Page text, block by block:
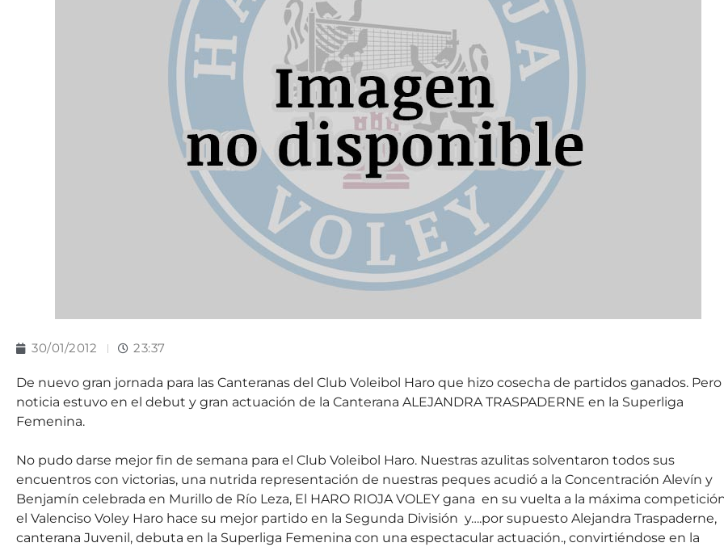
30/01/2012 23:37
De nuevo gran jornada para las Canteranas del Club Voleibol Haro que hizo cosecha de partidos ganados. Pero
noticia estuvo en el debut y gran actuación de la Canterana ALEJANDRA TRASPADERNE en la Superliga
Femenina.
No pudo darse mejor fin de semana para el Club Voleibol Haro. Nuestras azulitas solventaron todos sus
encuentros con victorias, una nutrida representación de nuestras peques acudió a la Concentración Alevín y
Benjamín celebrada en Murillo de Río Leza, El HARO RIOJA VOLEY gana en su vuelta a la máxima
el Valenciso Voley Haro hace su mejor partido en la Segunda División y….por supuesto Alejandra Traspaderne,
canterana Juvenil, debuta en la Superliga Femenina con una espectacular actuación., convirtiéndose en la